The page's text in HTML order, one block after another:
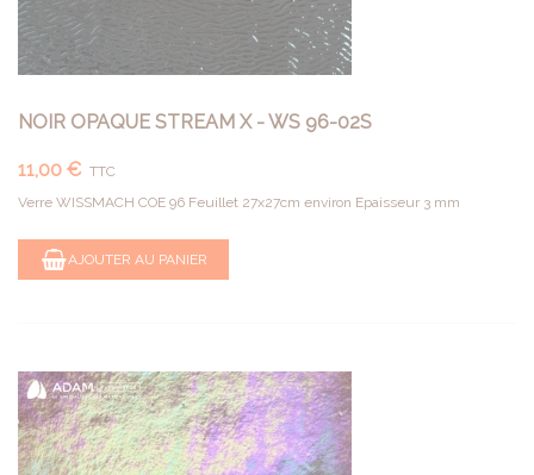
NOIR OPAQUE STREAM X - WS 96-02S
11,00 € TTC
Verre WISSMACH COE 96 Feuillet 27x27cm environ Epaisseur 3 mm
AJOUTER AU PANIER